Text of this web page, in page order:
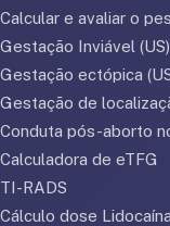
Calcular e avaliar o
Gestação Inviável (US)
Gestação ectópica
Gestação de
Conduta pós-aborto
Calculadora de eTFG
TI-RADS
Cálculo dose Lidocaína